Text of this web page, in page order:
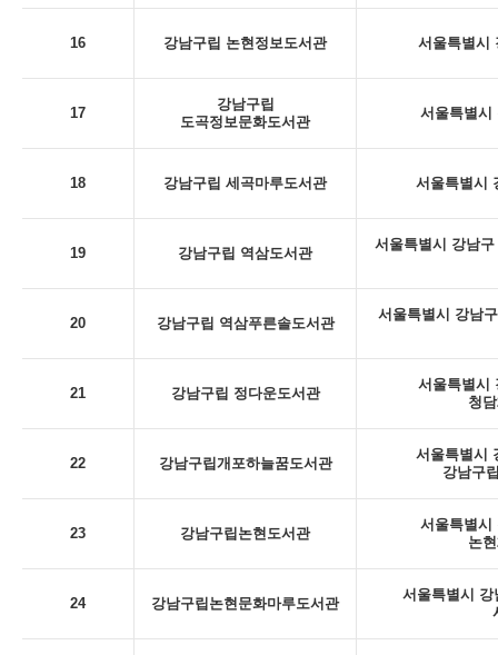
16 강남구립 논현정보도서관 서울특별시
17
강남구립
도곡정보문화도서관
서울특별시
18 강남구립 세곡마루도서관 서울특별시
19 강남구립 역삼도서관
서울특별시 강남
20 강남구립 역삼푸른솔도서관
서울특별시 강남
21 강남구립 정다운도서관
서울특별시
청
22 강남구립개포하늘꿈도서관
서울특별시
강남구
23 강남구립논현도서관
서울특별시
논
24 강남구립논현문화마루도서관
서울특별시 강